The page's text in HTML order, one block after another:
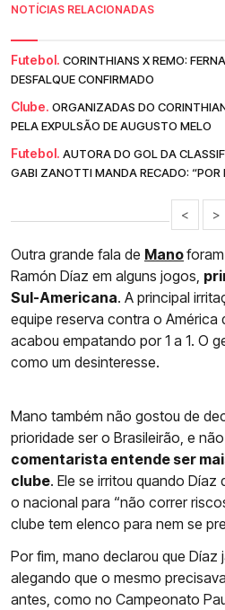
NOTÍCIAS RELACIONADAS
Futebol. CORINTHIANS X REMO:
DESFALQUE CONFIRMADO
Clube. ORGANIZADAS DO
PELA EXPULSÃO DE AUGUSTO MELO
Futebol. AUTORA DO GOL DA
GABI ZANOTTI MANDA RECADO: “POR
< >
Outra grande fala de Mano
Ramón Díaz em alguns jogos,
Sul-Americana. A principal
equipe reserva contra o América
acabou empatando por 1 a 1. O
como um desinteresse.
Mano também não gostou de
prioridade ser o Brasileirão, e
comentarista entende ser
clube. Ele se irritou quando
o nacional para “não correr
clube tem elenco para nem se
Por fim, mano declarou que Díaz
alegando que o mesmo
antes, como no Campeonato